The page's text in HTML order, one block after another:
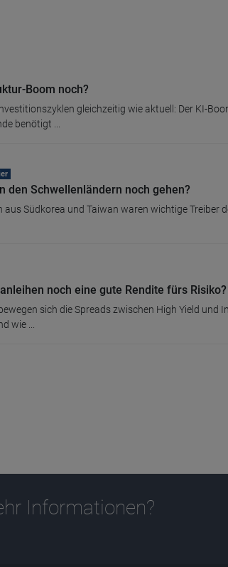
Boom noch?
gleichzeitig wie aktuell: Der KI-
benötigt ...
den Schwellenländern noch gehen?
Südkorea und Taiwan waren wichtige Treiber
noch eine gute Rendite fürs Risiko?
sich die Spreads zwischen High Yield und
wie ...
Informationen?